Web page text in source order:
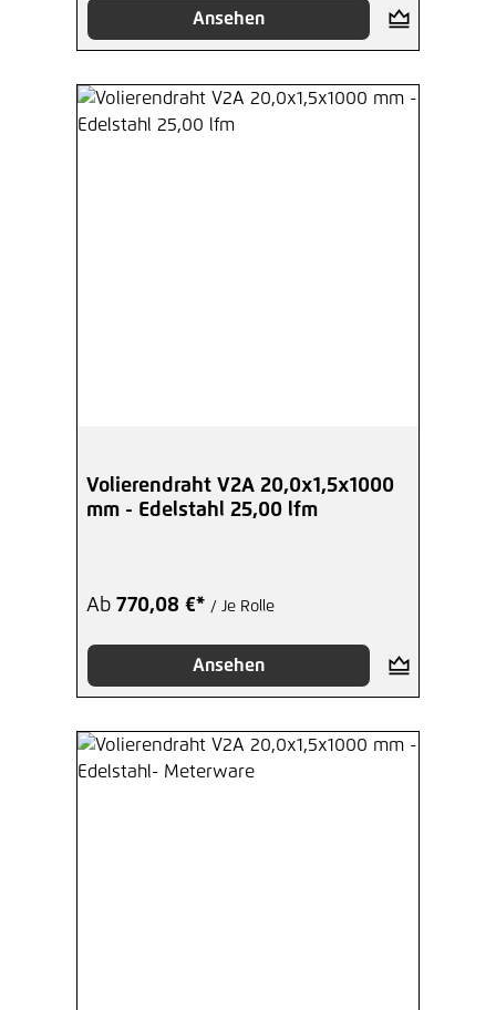
Ansehen
Volierendraht V2A 20,0x1,5x1000
mm - Edelstahl 25,00 lfm
Ab 770,08 €* / Je Rolle
Ansehen